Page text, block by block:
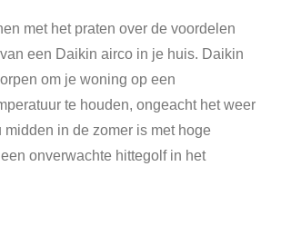
met het praten over de voordelen
een Daikin airco in je huis. Daikin
om je woning op een
te houden, ongeacht het weer
midden in de zomer is met hoge
onverwachte hittegolf in het